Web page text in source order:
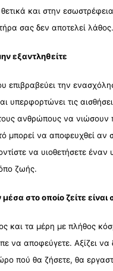
και στην
σας δεν αποτελεί λάθος.
εξαντληθείτε
επιβραβεύει την
υπερφορτώνει τις
ανθρώπους να νιώσουν
μπορεί να αποφευχθεί αν
να υιοθετήσετε έναν
ζωής.
στο οποίο ζείτε είναι
και τα μέρη με πλήθος
να αποφεύγετε. Αξίζει να
πού θα ζήσετε, θα